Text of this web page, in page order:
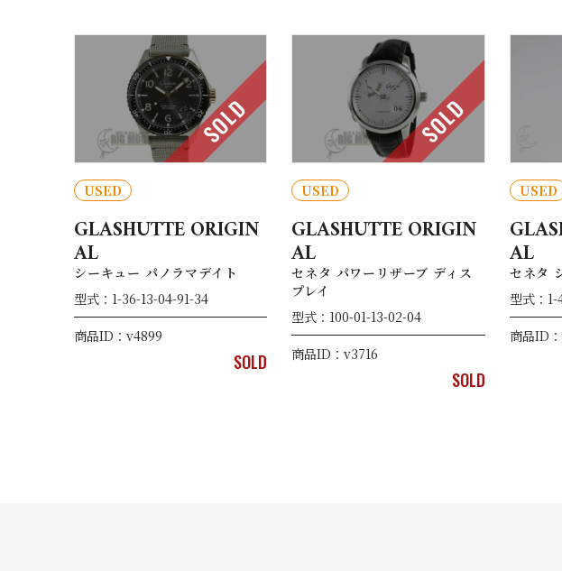
SOLD
USED
GLASHUTTE ORIGIN
AL
シーキュー パノラマデイト
型式：1-36-13-04-91-34
商品ID：v4899
SOLD
SOLD
USED
GLASHUTTE ORIGIN
AL
セネタ パワーリザーブ ディス
プレイ
型式：100-01-13-02-04
商品ID：v3716
SOLD
USED
AL
セネタ
型式：
商品ID